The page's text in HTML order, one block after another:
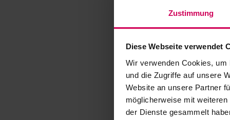
Zustimmung
Diese Webseite verwendet
Wir verwenden Cookies,
und die Zugriffe auf unsere
Website an unsere Partner
möglicherweise mit
der Dienste gesammelt